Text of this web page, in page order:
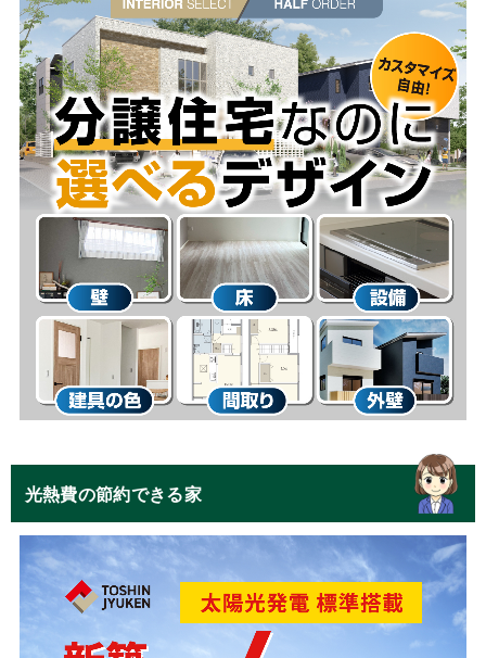
光熱費の節約できる家